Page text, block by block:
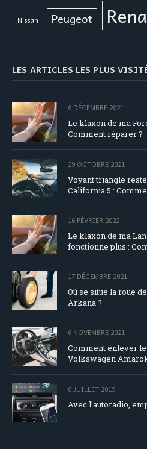
Nissan Peugeot
LES ARTICLES LES PLUS
6 DÉCEMBRE 2021
Le klaxon de ma
Comment réparer ?
29 OCTOBRE 2021
Voyant triangle
California 5 :
16 FÉVRIER 2022
Le klaxon de ma
fonctionne plus :
17 DÉCEMBRE 2021
Où se situe la roue
Arkana ?
6 NOVEMBRE 2021
Comment enlever
Volkswagen
6 JUILLET 2019
Avec l’autoradio,